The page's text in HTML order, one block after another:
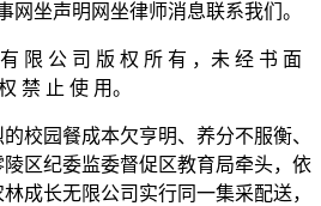
网坐声明网坐律师消息联系我们。
公 司 版 权 所 有 ，未 经 书 面
禁 止 使 用。
园餐成本欠亨明、养分不服衡、
区纪委监委督促区教育局牵头，依
成长无限公司实行同一集采配送，